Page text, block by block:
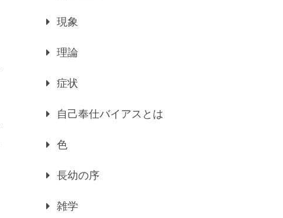
現象
理論
症状
自己奉仕バイアスとは
色
長幼の序
雑学